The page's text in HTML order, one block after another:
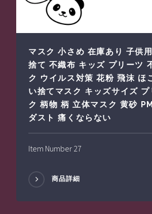
マスク 小さめ 在庫あり 子供
捨て 不織布 キッズ プリーツ
ク ウイルス対策 花粉 飛沫 ほ
い捨てマスク キッズサイズ プ
ク 柄物 柄 立体マスク 黄砂
ダスト 痛くならない
Item Number 27
商品詳細